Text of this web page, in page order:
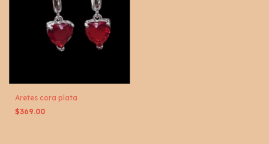
Aretes cora plata
$369.00